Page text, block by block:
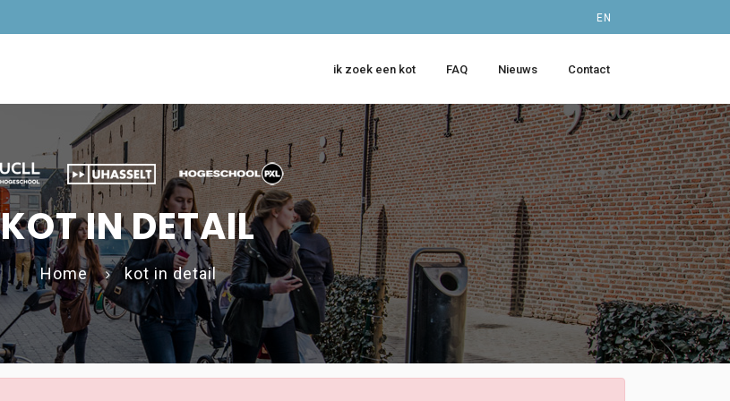
EN
ik zoek een kot FAQ Nieuws Contact
KOT IN DETAIL
Home kot in detail